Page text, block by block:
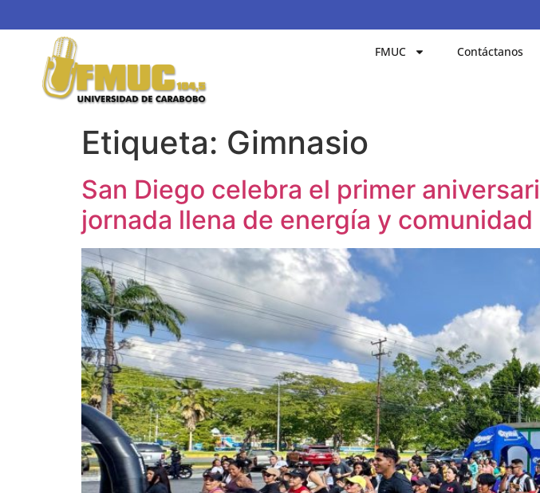
FMUC Contáctanos
Etiqueta: Gimnasio
San Diego celebra el primer
jornada llena de energía y comunidad